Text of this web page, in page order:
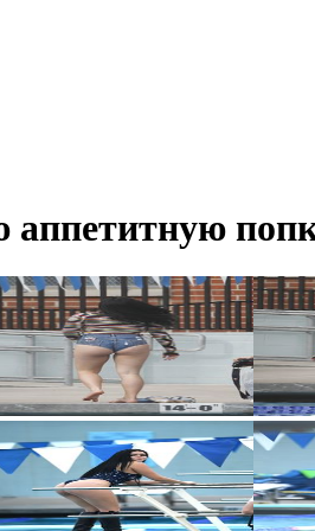
аппетитную